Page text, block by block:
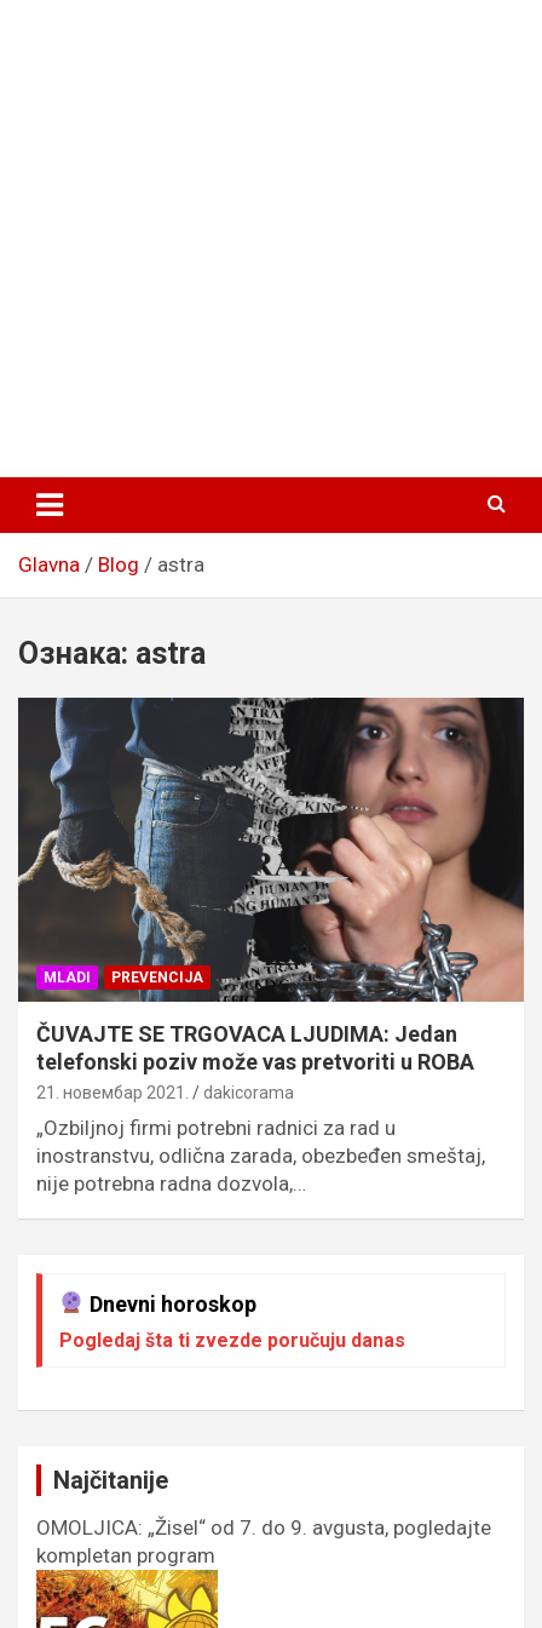
Glavna Blog astra
Ознака: astra
MLADI PREVENCIJA
ČUVAJTE SE TRGOVACA LJUDIMA: Jedan
telefonski poziv može vas pretvoriti u ROBA
21. новембар 2021. dakicorama
„Ozbiljnoj firmi potrebni radnici za rad u
inostranstvu, odlična zarada, obezbeđen smeštaj,
nije potrebna radna dozvola,…
Dnevni horoskop
Pogledaj šta ti zvezde poručuju danas
Najčitanije
OMOLJICA: „Žisel“ od 7. do 9. avgusta, pogledajte
kompletan program